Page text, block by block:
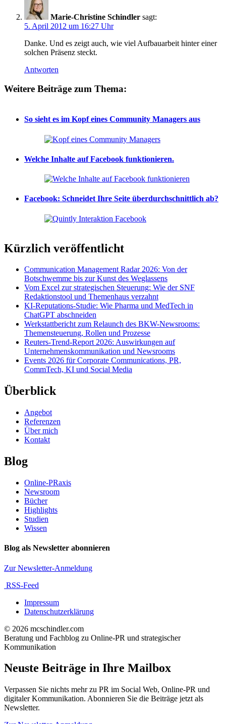
Marie-Christine Schindler sagt:
5. April 2012 um 16:27 Uhr
Danke. Und es zeigt auch, wie viel Aufbauarbeit hinter einer
solchen Präsenz steckt.
Antworten
Weitere Beiträge zum Thema:
So sieht es im Kopf eines Community Managers aus
Welche Inhalte auf Facebook funktionieren.
Facebook: Schneidet Ihre Seite überdurchschnittlich ab?
Kürzlich veröffentlicht
Communication Management Radar 2026: Von der
Botschwemme bis zur Kunst des Weglassens
Vom Excel zur strategischen Steuerung: Wie der SNF
Redaktionstool und Themenhaus verzahnt
KI-Reputations-Studie: Wie Pharma und MedTech in
ChatGPT abschneiden
Werkstattbericht zum Relaunch des BKW-Newsrooms:
Themensteuerung, Rollen und Prozesse
Reuters-Trend-Report 2026: Auswirkungen auf
Unternehmenskommunikation und Newsrooms
Events 2026 für Corporate Communications, PR,
CommTech, KI und Social Media
Überblick
Angebot
Referenzen
Über mich
Kontakt
Blog
Online-PRaxis
Newsroom
Bücher
Highlights
Studien
Wissen
Blog als Newsletter abonnieren
Zur Newsletter-Anmeldung
RSS-Feed
Impressum
Datenschutzerklärung
© 2026 mcschindler.com
Beratung und Fachblog zu Online-PR und strategischer
Kommunikation
Neuste Beiträge in Ihre Mailbox
Verpassen Sie nichts mehr zu PR im Social Web, Online-PR und
digitaler Kommunikation. Abonnieren Sie die Beiträge jetzt als
Newsletter.